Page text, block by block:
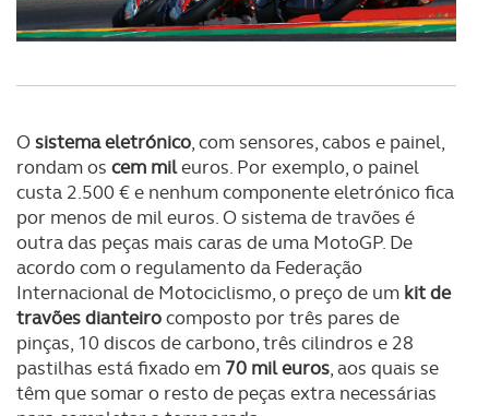
Osistema eletrónico, com sensores, cabos e painel,
rondam os cem mileuros. Por exemplo, o painel
custa 2.500 € e nenhum componente eletrónico fica
por menos de mil euros. O sistema de travões é
outra das peças mais caras de uma MotoGP. De
acordo com o regulamento da Federação
Internacional de Motociclismo, o preço de um kit de
travões dianteirocomposto por três pares de
pinças, 10 discos de carbono, três cilindros e 28
pastilhas está fixado em 70 mil euros, aos quais se
têm que somar o resto de peças extra necessárias